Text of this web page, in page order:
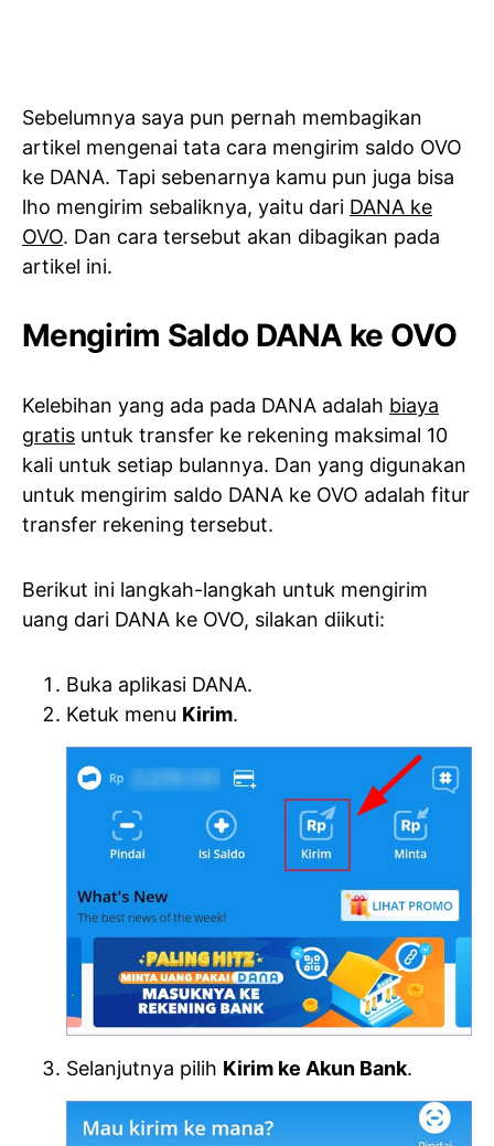
Sebelumnya saya pun pernah membagikan
artikel mengenai tata cara mengirim saldo OVO
ke DANA. Tapi sebenarnya kamu pun juga bisa
lho mengirim sebaliknya, yaitu dari DANA ke
OVO. Dan cara tersebut akan dibagikan pada
artikel ini.
Mengirim Saldo DANA ke OVO
Kelebihan yang ada pada DANA adalah biaya
gratis untuk transfer ke rekening maksimal 10
kali untuk setiap bulannya. Dan yang digunakan
untuk mengirim saldo DANA ke OVO adalah fitur
transfer rekening tersebut.
Berikut ini langkah-langkah untuk mengirim
uang dari DANA ke OVO, silakan diikuti:
Buka aplikasi DANA.
Ketuk menu Kirim.
Selanjutnya pilih Kirim ke Akun Bank.